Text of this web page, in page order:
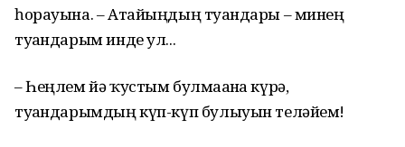
һорауына. – Атайыңдың туғандары – минең
туғандарым инде ул...
– Һеңлем йә ҡустым булмағанға күрә,
туғандарымдың күп-күп булыуын теләйем!